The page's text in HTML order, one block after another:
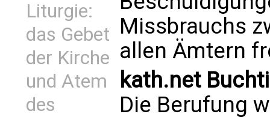
Liturgie:
das Gebet
der Kirche
und Atem
des
Missbrauchs
allen Ämtern
kath.net
Die Berufung